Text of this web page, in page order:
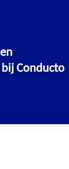
&
bij Conducto